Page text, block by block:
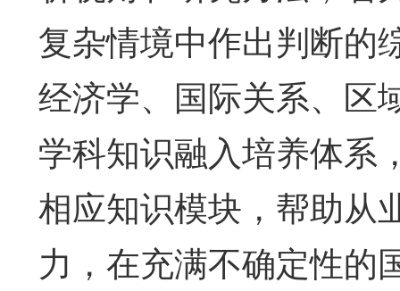
复杂情境中作出判断的
经济学、国际关系、区
学科知识融入培养体系
相应知识模块，帮助从
力，在充满不确定性的